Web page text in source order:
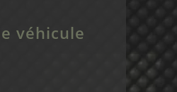
véhicule